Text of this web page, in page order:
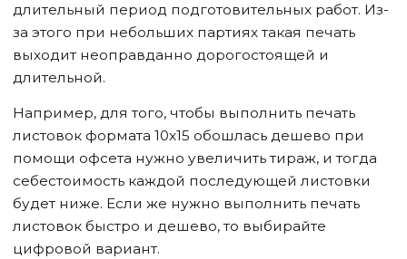
длительный период подготовительных работ. Из-
за этого при небольших партиях такая печать
выходит неоправданно дорогостоящей и
длительной.
Например, для того, чтобы выполнить печать
листовок формата 10х15 обошлась дешево при
помощи офсета нужно увеличить тираж, и тогда
себестоимость каждой последующей листовки
будет ниже. Если же нужно выполнить печать
листовок быстро и дешево, то выбирайте
цифровой вариант.